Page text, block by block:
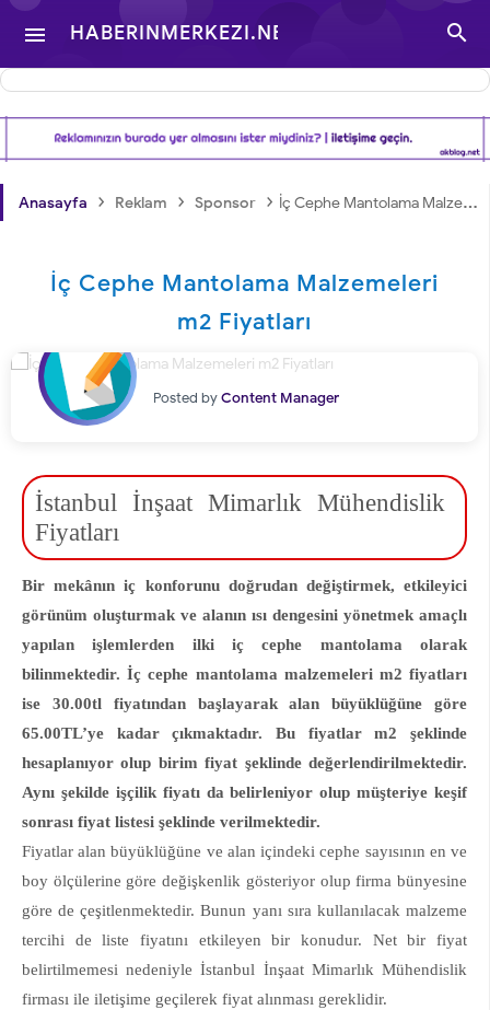
 HABERINMERKEZI.NET
- TÜRKIYE VE DÜNYA
GÜNDEMINDEN

Anasayfa › Reklam › Sponsor › İç Cephe Mantolama Malzemeleri m2 Fiyatları
İç Cephe Mantolama Malzemeleri
m2 Fiyatları
Posted byContent Manager
İstanbul İnşaat Mimarlık Mühendislik
Fiyatları
Bir mekânın iç konforunu doğrudan değiştirmek, etkileyici
görünüm oluşturmak ve alanın ısı dengesini yönetmek amaçlı
yapılan işlemlerden ilki iç cephe mantolama olarak
bilinmektedir. İç cephe mantolama malzemeleri m2 fiyatları
ise 30.00tl fiyatından başlayarak alan büyüklüğüne göre
65.00TL’ye kadar çıkmaktadır. Bu fiyatlar m2 şeklinde
hesaplanıyor olup birim fiyat şeklinde değerlendirilmektedir.
Aynı şekilde işçilik fiyatı da belirleniyor olup müşteriye keşif
sonrası fiyat listesi şeklinde verilmektedir.
Fiyatlar alan büyüklüğüne ve alan içindeki cephe sayısının en ve
boy ölçülerine göre değişkenlik gösteriyor olup firma bünyesine
göre de çeşitlenmektedir. Bunun yanı sıra kullanılacak malzeme
tercihi de liste fiyatını etkileyen bir konudur. Net bir fiyat
belirtilmemesi nedeniyle İstanbul İnşaat Mimarlık Mühendislik
firması ile iletişime geçilerek fiyat alınması gereklidir.